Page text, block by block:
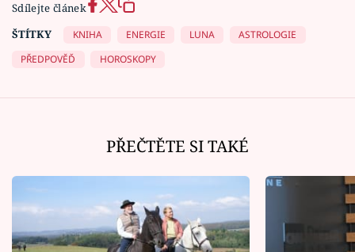
Sdílejte článek
ŠTÍTKY
KNIHA ENERGIE LUNA
ASTROLOGIE
PŘEDPOVĚĎ
HOROSKOPY
PŘEČTĚTE SI TAKÉ